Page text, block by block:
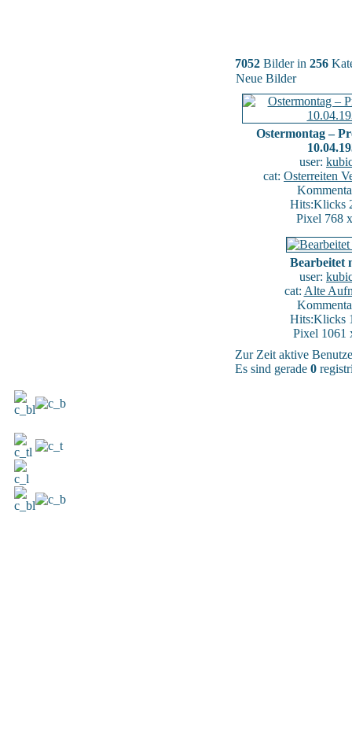
7052 Bilder in 256
Neue Bilder
Ostermontag –
user:
cat: Osterreiten
Hits:Klicks
Pixel 768
Bearbeitet
user:
cat: Alte
Hits:Klicks
Pixel 1061
Zur Zeit aktive
Es sind gerade 0